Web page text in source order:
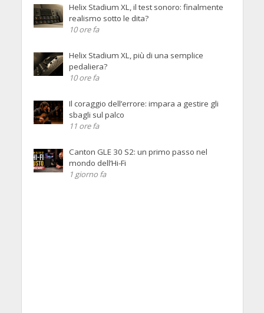
Helix Stadium XL, il test sonoro: finalmente
realismo sotto le dita?
10 ore fa
Helix Stadium XL, più di una semplice
pedaliera?
10 ore fa
Il coraggio dell’errore: impara a gestire gli
sbagli sul palco
11 ore fa
Canton GLE 30 S2: un primo passo nel
mondo dell’Hi-Fi
1 giorno fa